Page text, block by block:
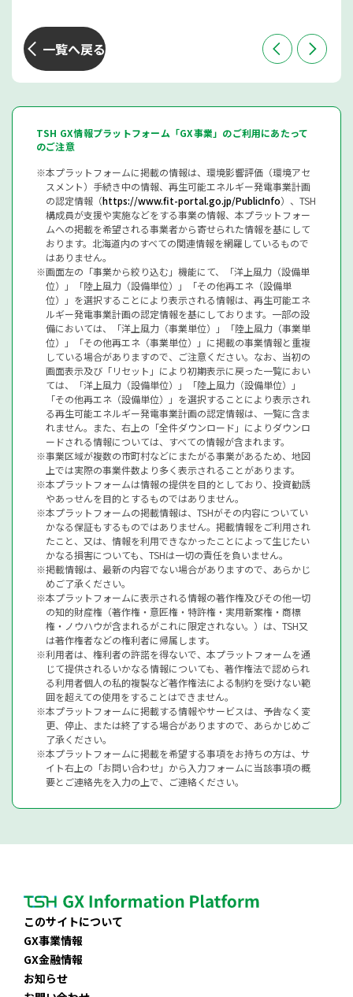
一覧へ戻る
TSH GX情報プラットフォーム「GX事業」のご利用にあたって
のご注意
本プラットフォームに掲載の情報は、環境影響評価（環境アセ
スメント）手続き中の情報、再生可能エネルギー発電事業計画
の認定情報（https://www.fit-portal.go.jp/PublicInfo）、TSH
構成員が支援や実施などをする事業の情報、本プラットフォー
ムへの掲載を希望される事業者から寄せられた情報を基にして
おります。北海道内のすべての関連情報を網羅しているもので
はありません。
画面左の「事業から絞り込む」機能にて、「洋上風力（設備単
位）」「陸上風力（設備単位）」「その他再エネ（設備単
位）」を選択することにより表示される情報は、再生可能エネ
ルギー発電事業計画の認定情報を基にしております。一部の設
備においては、「洋上風力（事業単位）」「陸上風力（事業単
位）」「その他再エネ（事業単位）」に掲載の事業情報と重複
している場合がありますので、ご注意ください。なお、当初の
画面表示及び「リセット」により初期表示に戻った一覧におい
ては、「洋上風力（設備単位）」「陸上風力（設備単位）」
「その他再エネ（設備単位）」を選択することにより表示され
る再生可能エネルギー発電事業計画の認定情報は、一覧に含ま
れません。また、右上の「全件ダウンロード」によりダウンロ
ードされる情報については、すべての情報が含まれます。
事業区域が複数の市町村などにまたがる事業があるため、地図
上では実際の事業件数より多く表示されることがあります。
本プラットフォームは情報の提供を目的としており、投資勧誘
やあっせんを目的とするものではありません。
本プラットフォームの掲載情報は、TSHがその内容についてい
かなる保証もするものではありません。掲載情報をご利用され
たこと、又は、情報を利用できなかったことによって生じたい
かなる損害についても、TSHは一切の責任を負いません。
掲載情報は、最新の内容でない場合がありますので、あらかじ
めご了承ください。
本プラットフォームに表示される情報の著作権及びその他一切
の知的財産権（著作権・意匠権・特許権・実用新案権・商標
権・ノウハウが含まれるがこれに限定されない。）は、TSH又
は著作権者などの権利者に帰属します。
利用者は、権利者の許諾を得ないで、本プラットフォームを通
じて提供されるいかなる情報についても、著作権法で認められ
る利用者個人の私的複製など著作権法による制約を受けない範
囲を超えての使用をすることはできません。
本プラットフォームに掲載する情報やサービスは、予告なく変
更、停止、または終了する場合がありますので、あらかじめご
了承ください。
本プラットフォームに掲載を希望する事項をお持ちの方は、サ
イト右上の「お問い合わせ」から入力フォームに当該事項の概
要とご連絡先を入力の上で、ご連絡ください。
このサイトについて
GX事業情報
GX金融情報
お知らせ